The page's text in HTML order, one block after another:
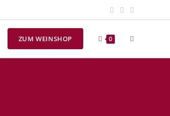
ZUM WEINSHOP 0